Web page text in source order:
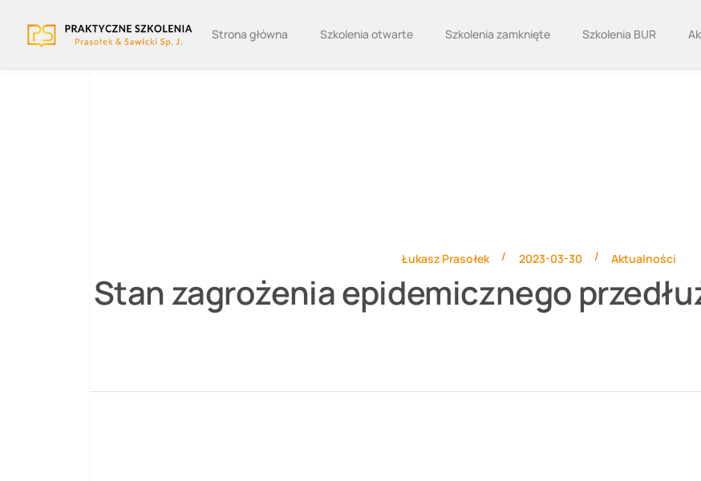
Strona główna Szkolenia otwarte Szkolenia zamknięte Szkolenia BUR
Łukasz Prasołek / 2023-03-30 / Aktualności
Stan zagrożenia epidemicznego